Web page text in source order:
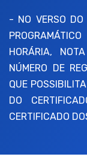
- NO VERSO DO
HORÁRIA,
NÚMERO DE
QUE
DO
CERTIFICADO